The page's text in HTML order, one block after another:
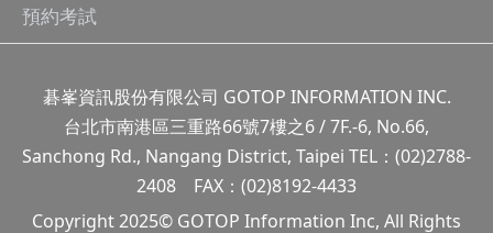
預約考試
碁峯資訊股份有限公司 GOTOP INFORMATION INC.
台北市南港區三重路66號7樓之6 / 7F.-6, No.66,
Sanchong Rd., Nangang District, Taipei TEL：(02)2788-
2408 FAX：(02)8192-4433
Copyright 2025© GOTOP Information Inc, All Rights